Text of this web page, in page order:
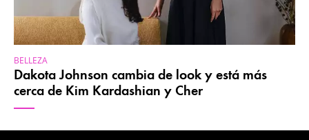
BELLEZA
Dakota Johnson cambia de look y está más
cerca de Kim Kardashian y Cher